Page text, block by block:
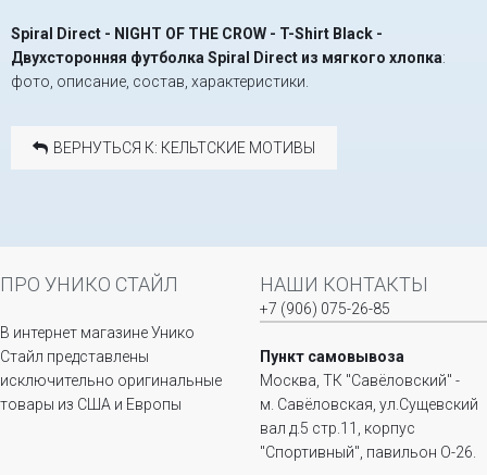
Spiral Direct - NIGHT OF THE CROW - T-Shirt Black -
Двухсторонняя футболка Spiral Direct из мягкого хлопка:
фото, описание, состав, характеристики.
ВЕРНУТЬСЯ К: КЕЛЬТСКИЕ МОТИВЫ
ПРО УНИКО СТАЙЛ
В интернет магазине Унико
Стайл представлены
исключительно оригинальные
товары из США и Европы
НАШИ КОНТАКТЫ
+7 (906) 075-26-85
Пункт самовывоза
Москва, ТК "Савёловский" -
м. Савёловская, ул.Сущевский
вал д.5 стр.11, корпус
"Спортивный", павильон О-26.